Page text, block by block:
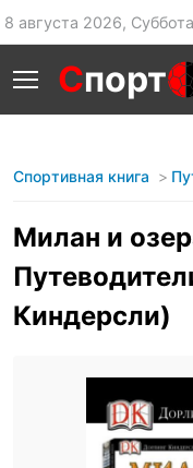
8 августа 2026,
Спорт
Спортивная книга
Милан и
Киндерсли)